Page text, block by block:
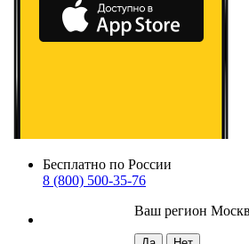
Бесплатно по России
8 (800) 500-35-76
Ваш регион